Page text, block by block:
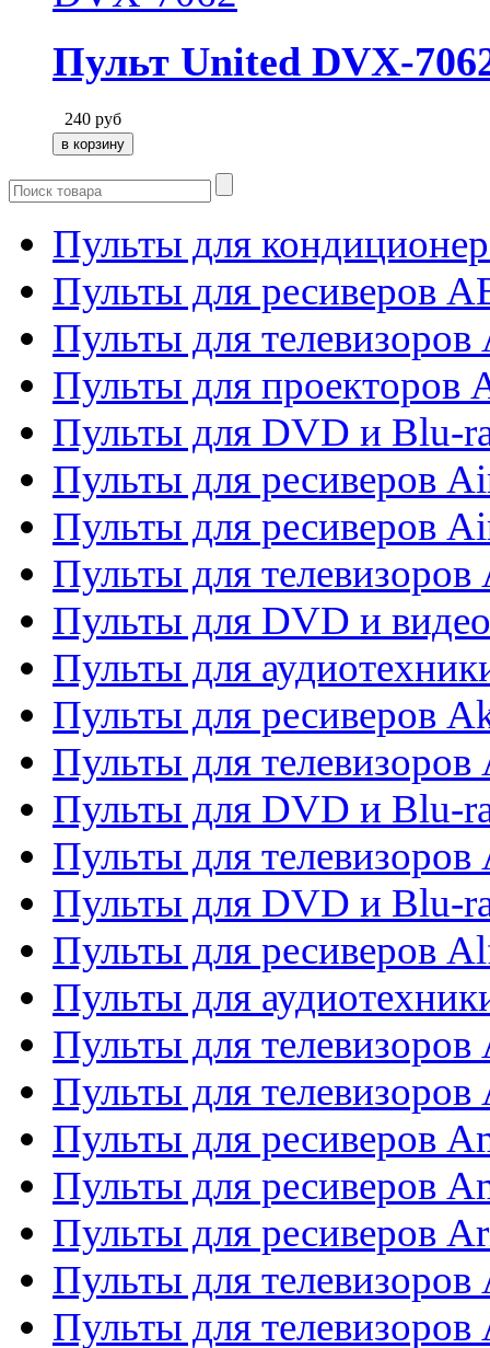
Пульт United DVX-
240 руб
Пульты для
Пульты для ресиверов
Пульты для телевизоров
Пульты для проекторов
Пульты для DVD и Blu-
Пульты для ресиверов
Пульты для ресиверов
Пульты для телевизоров
Пульты для DVD и
Пульты для
Пульты для ресиверов
Пульты для телевизоров
Пульты для DVD и Blu-
Пульты для
Пульты для DVD и Blu-
Пульты для ресиверов
Пульты для
Пульты для
Пульты для
Пульты для ресиверов
Пульты для ресиверов
Пульты для ресиверов
Пульты для
Пульты для телевизоров